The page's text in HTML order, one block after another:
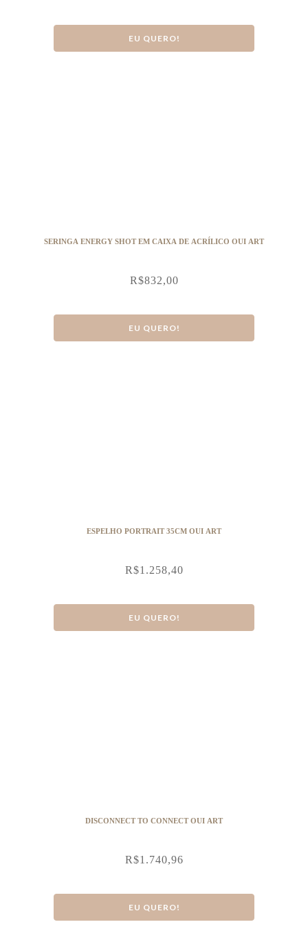
EU QUERO!
SERINGA ENERGY SHOT EM CAIXA DE ACRÍLICO OUI ART
R$832,00
EU QUERO!
ESPELHO PORTRAIT 35CM OUI ART
R$1.258,40
EU QUERO!
DISCONNECT TO CONNECT OUI ART
R$1.740,96
EU QUERO!